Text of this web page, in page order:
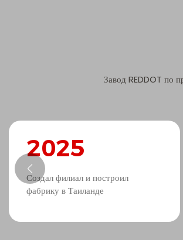
Завод REDDOT по
2025
Создал филиал и построил
фабрику в Таиланде